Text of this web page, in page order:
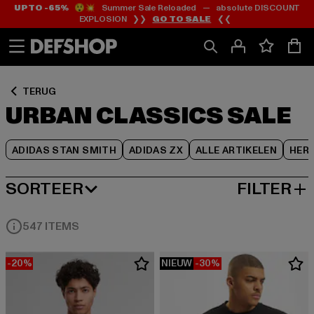
Ga
naar
Ga
naar
UP TO -65%😲💥 Summer Sale Reloaded — absolute DISCOUNT
EXPLOSION ❯❯ GO TO SALE ❮❮
TERUG
URBAN CLASSICS SALE
ADIDAS STAN SMITH ADIDAS ZX ALLE ARTIKELEN
Ga
naar
Rooster
SORTEER
MEEST POPULAIRE FILTER
547 ITEMS
-20% NIEUW -30%